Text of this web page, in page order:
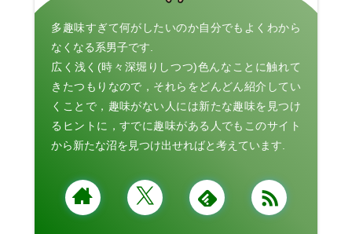
多趣味すぎて何がしたいのか自分でもよくわから
なくなる系男子です.
広く浅く(時々深堀りしつつ)色んなことに触れて
きたつもりなので，それらをどんどん紹介してい
くことで，趣味がない人には新たな趣味を見つけ
るヒントに，すでに趣味がある人でもこのサイト
から新たな沼を見つけ出せればと考えています.